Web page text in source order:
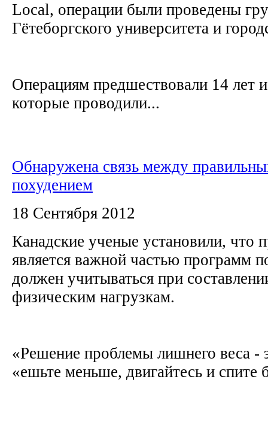
Local, операции были проведены
Гётеборгского университета и
Операциям предшествовали 14 лет
которые проводили...
Обнаружена связь между
похудением
18 Сентября 2012
Канадские ученые установили, что
является важной частью программ
должен учитываться при
физическим нагрузкам.
«Решение проблемы лишнего веса -
«ешьте меньше, двигайтесь и спите